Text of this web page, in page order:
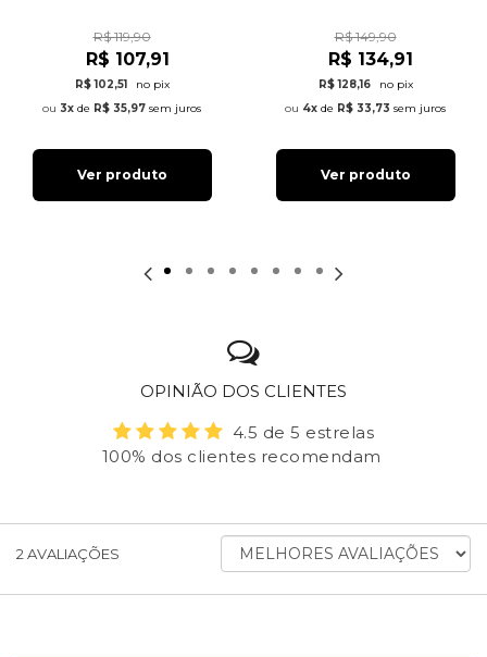
R$ 119,90
R$ 107,91
R$ 102,51
no pix
3x de R$ 35,97 sem juros
Ver produto
R$ 149,90
R$ 134,91
R$ 128,16
no pix
4x de R$ 33,73 sem juros
Ver produto
OPINIÃO DOS CLIENTES
4.5 de 5 estrelas
100% dos clientes recomendam
2AVALIAÇÕES
ORDENAR
AVALIAÇÕES